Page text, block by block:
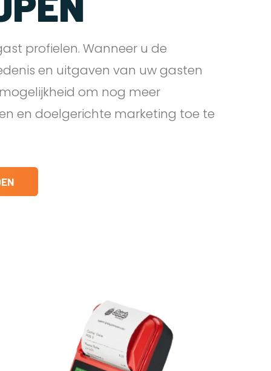
profielen. Wanneer u de
en uitgaven van uw gasten
om nog meer
en doelgerichte marketing toe te